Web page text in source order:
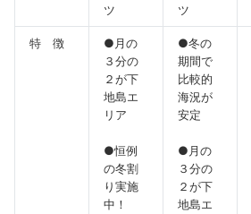
ツ
ツ
特 徴
●月の
３分の
２が下
地島エ
リア
●恒例
の冬割
り実施
中！
●冬の
期間で
比較的
海況が
安定
●月の
３分の
２が下
地島エ